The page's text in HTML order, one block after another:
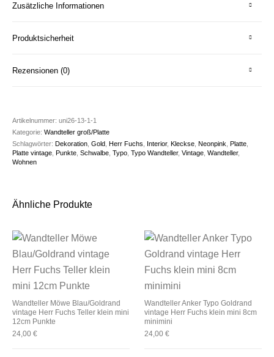
Zusätzliche Informationen
Produktsicherheit
Rezensionen (0)
Artikelnummer:uni26-13-1-1
Kategorie:Wandteller groß/Platte
Schlagwörter:Dekoration ,Gold ,Herr Fuchs Interior,Kleckse ,Neonpink ,Platte
Platte vintage ,Punkte ,Schwalbe ,Typo ,Typo Wandteller,Vintage ,Wandteller,
Wohnen
Ähnliche Produkte
Wandteller Möwe Blau/Goldrand
vintage Herr Fuchs Teller klein mini
12cm Punkte
24,00€
Wandteller Anker Typo Goldrand
vintage Herr Fuchs klein mini 8cm
minimini
24,00 €